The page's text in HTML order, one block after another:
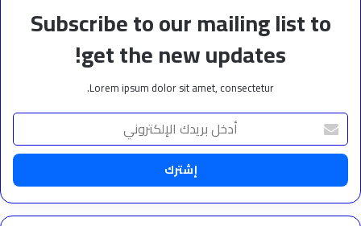
Subscribe to our mailing list to
get the new updates!
Lorem ipsum dolor sit amet, consectetur.
أدخل
بريدك
الإلكتروني